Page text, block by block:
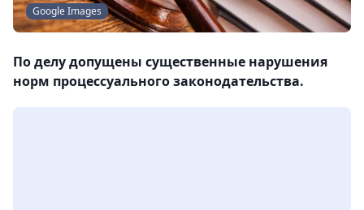
Google Images
По делу допущены существенные нарушения
норм процессуального законодательства.